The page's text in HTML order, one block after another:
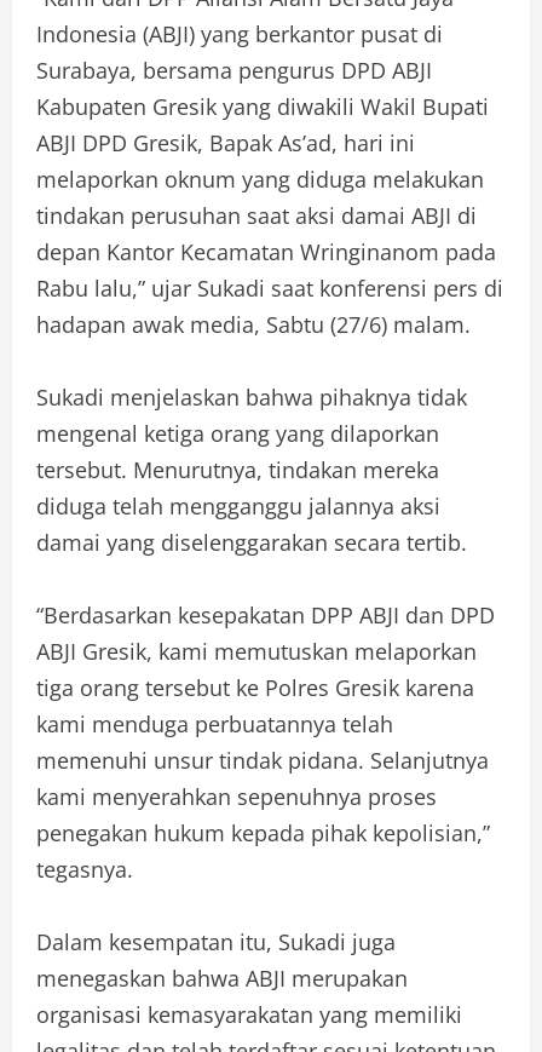
Indonesia (ABJI) yang berkantor pusat di
Surabaya, bersama pengurus DPD ABJI
Kabupaten Gresik yang diwakili Wakil Bupati
ABJI DPD Gresik, Bapak As’ad, hari ini
melaporkan oknum yang diduga melakukan
tindakan perusuhan saat aksi damai ABJI di
depan Kantor Kecamatan Wringinanom pada
Rabu lalu,” ujar Sukadi saat konferensi pers di
hadapan awak media, Sabtu (27/6) malam.
Sukadi menjelaskan bahwa pihaknya tidak
mengenal ketiga orang yang dilaporkan
tersebut. Menurutnya, tindakan mereka
diduga telah mengganggu jalannya aksi
damai yang diselenggarakan secara tertib.
“Berdasarkan kesepakatan DPP ABJI dan DPD
ABJI Gresik, kami memutuskan melaporkan
tiga orang tersebut ke Polres Gresik karena
kami menduga perbuatannya telah
memenuhi unsur tindak pidana. Selanjutnya
kami menyerahkan sepenuhnya proses
penegakan hukum kepada pihak kepolisian,”
tegasnya.
Dalam kesempatan itu, Sukadi juga
menegaskan bahwa ABJI merupakan
organisasi kemasyarakatan yang memiliki